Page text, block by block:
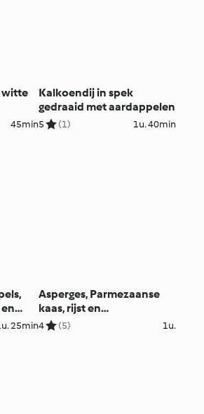
witte
45min
Kalkoendij in spek
gedraaid met aardappelen
5 (1) 1u. 40min
25min
Asperges, Parmezaanse
kaas, rijst en
citroensabayon
4 (5) 1u.